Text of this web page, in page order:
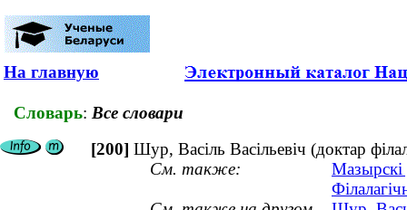
На главную
Словарь: Все словари
[200] Шур, Васіль Васільевіч (доктар
См. также:
Мазырскі